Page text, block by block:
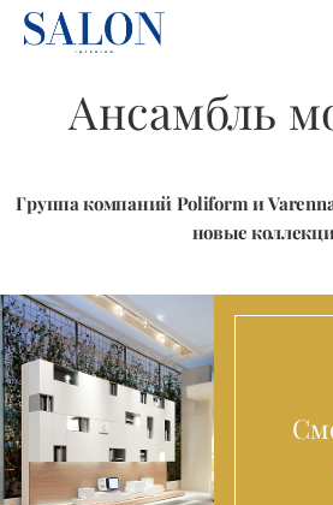
Ансамбль
Группа компаний Poliform и
новые